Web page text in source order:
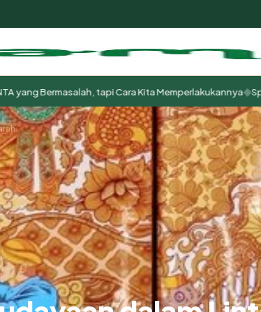
tapi Cara Kita Memperlakukannya◆Spanyol